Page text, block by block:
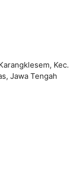
Kec.
Jawa Tengah